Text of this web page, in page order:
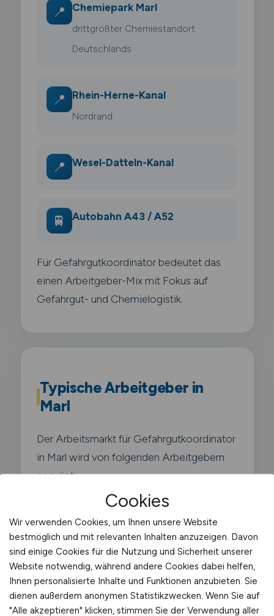
📍 Chemiepark Marl
drittgrößter Chemiestandort
Deutschlands
📍 Rhein-Herne-Kanal
Nordrand
📍 Wesel-Datteln-Kanal
🚆 Autobahn A43 / A52
Für Gefahrgutkoordinator bedeutet das
einen Arbeitgeber-Mix mit Fokus auf
Gefahrgut- und Chemielogistik.
Typische Arbeitgeber in
Marl
Der Arbeitsmarkt für Gefahrgutkoordinator
in Marl wird von folgenden Arbeitgebern
geprägt:
einer der größten
Chemieverbundstandorte
Deutschlands)
Ineos Oligomers
Cookies
Wir verwenden Cookies, um Ihnen unsere Website
bestmöglich und mit relevanten Inhalten anzuzeigen. Davon
sind einige Cookies für die Nutzung und Sicherheit unserer
Website notwendig, während andere Cookies dabei helfen,
Ihnen personalisierte Inhalte und Funktionen anzubieten. Sie
dienen außerdem anonymen Statistikzwecken. Wenn Sie auf
"Alle akzeptieren" klicken, stimmen Sie der Verwendung aller